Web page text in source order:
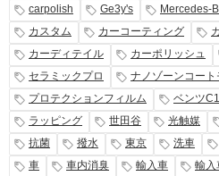
carpolish
Ge3y's Mercedes-
カスタム
カーコーティング
カーディテイル
カーポリッシュ
セラミックプロ
ナノゾーンコート
プロテクションフィルム
ベンツ
ラッピング
世田谷 光触媒
抗菌
撥水 東京 洗車
車
車内消臭 輸入車 輸入